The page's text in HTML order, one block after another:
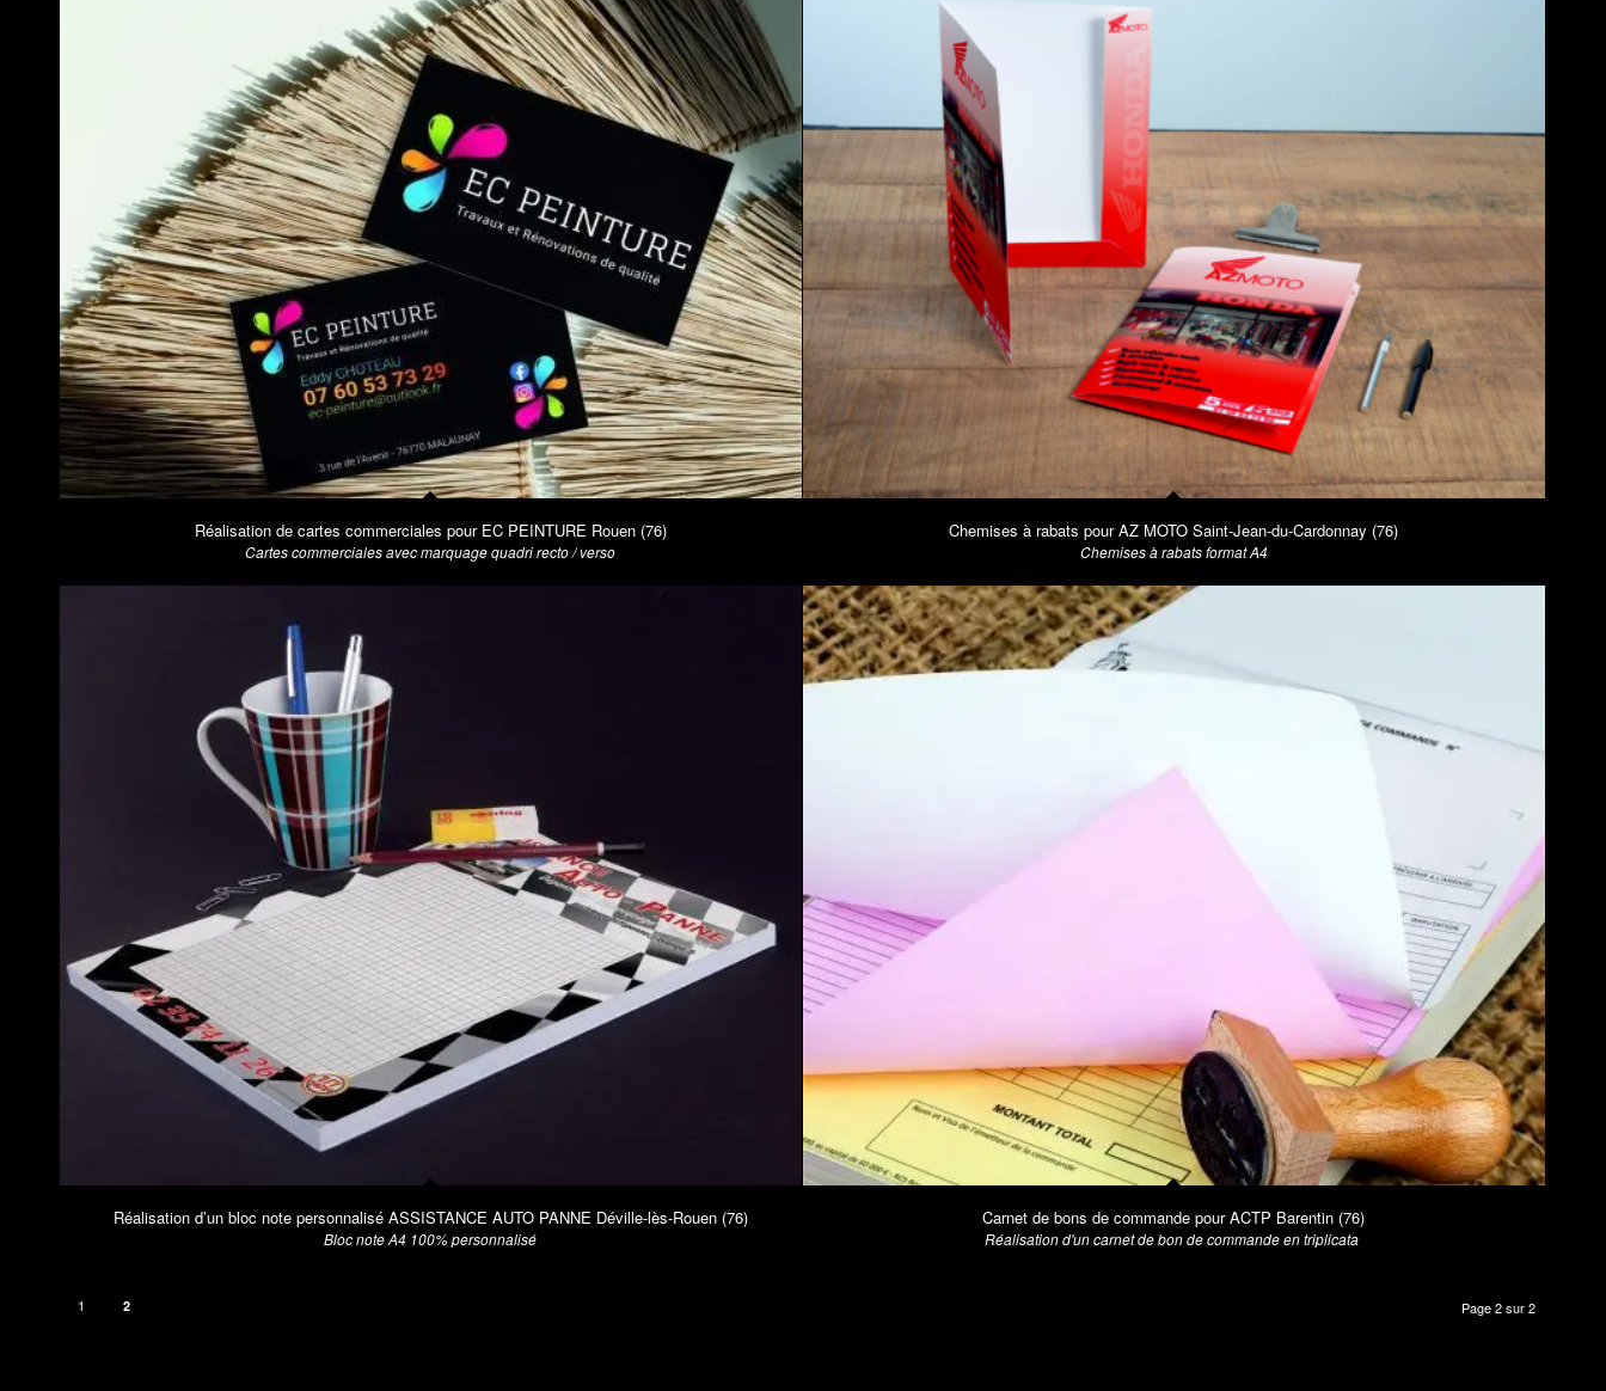
Réalisation de cartes commerciales pour EC PEINTURE Rouen (76)
Cartes commerciales avec marquage quadri recto / verso
Chemises à rabats pour AZ MOTO Saint-Jean-du-Cardonnay (76)
Chemises à rabats format A4
Réalisation d’un bloc note personnalisé ASSISTANCE AUTO PANNE Déville-lès-Rouen (76)
Bloc note A4 100% personnalisé
Carnet de bons de commande pour ACTP Barentin (76)
Réalisation d'un carnet de bon de commande en triplicata
Page 2 sur 2
1 2